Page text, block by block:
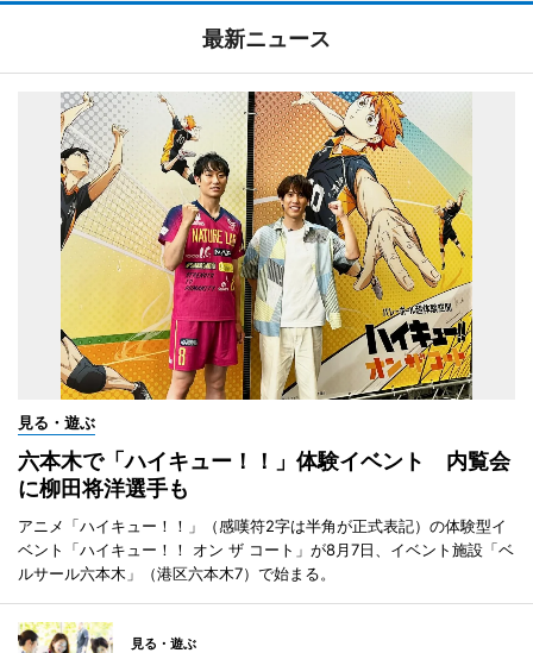
最新ニュース
見る・遊ぶ
六本木で「ハイキュー！！」体験イベント 内覧会
に柳田将洋選手も
アニメ「ハイキュー！！」（感嘆符2字は半角が正式表記）の体験型イ
ベント「ハイキュー！！ オン ザ コート」が8月7日、イベント施設「ベ
ルサール六本木」（港区六本木7）で始まる。
見る・遊ぶ